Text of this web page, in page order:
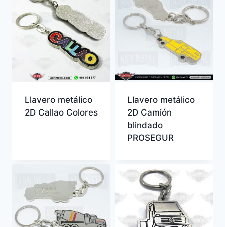
Llavero metálico
2D Callao Colores
Llavero metálico
2D Camión
blindado
PROSEGUR